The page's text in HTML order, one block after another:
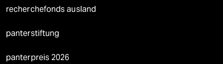
recherchefonds ausland
panterstiftung
panterpreis 2026